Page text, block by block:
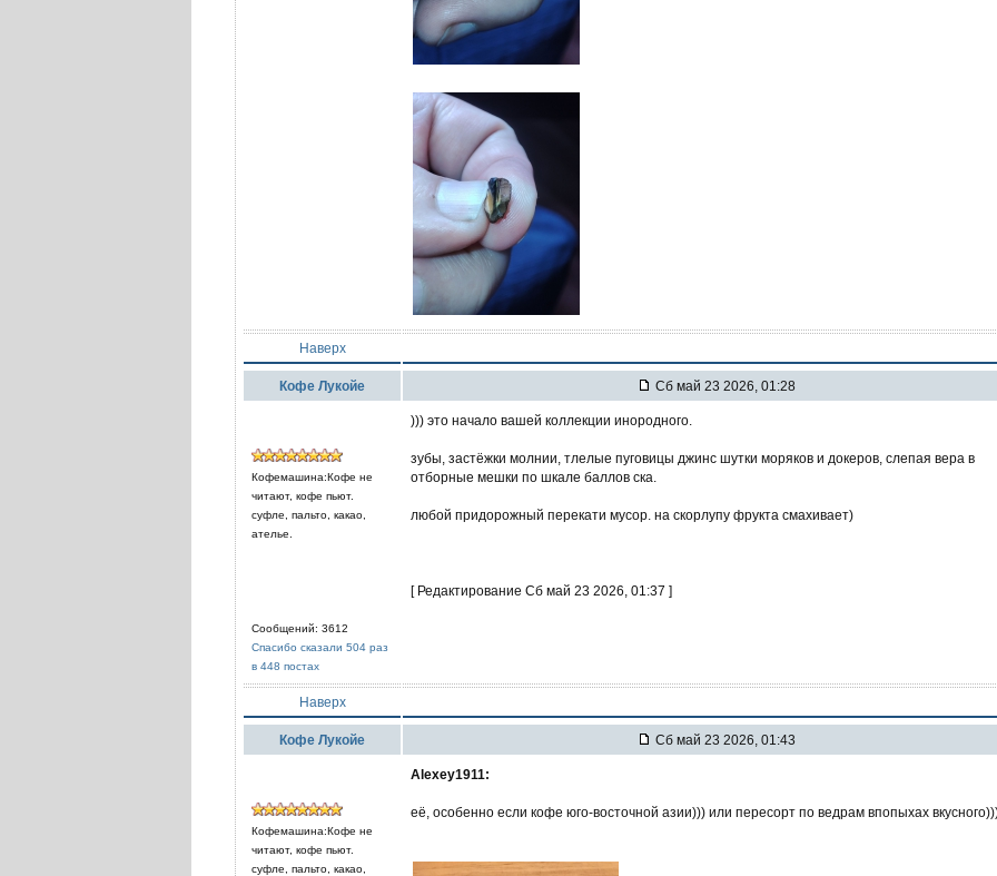
Наверх
Кофе Лукойе Сб май 23 2026, 01:28
Кофемашина:Кофе не
читают, кофе пьют.
суфле, пальто, какао,
ателье.
Сообщений: 3612
Спасибо сказали 504 раз
в 448 постах
))) это начало вашей коллекции инородного.
зубы, застёжки молнии, тлелые пуговицы джинс шутки моряков и докеров, слепая вера в
отборные мешки по шкале баллов ска.
любой придорожный перекати мусор. на скорлупу фрукта смахивает)
[ Редактирование Сб май 23 2026, 01:37 ]
Наверх
Кофе Лукойе Сб май 23 2026, 01:43
Кофемашина:Кофе не
читают, кофе пьют.
суфле, пальто, какао,
Alexey1911:
её, особенно если кофе юго-восточной азии))) или пересорт по ведрам впопыхах